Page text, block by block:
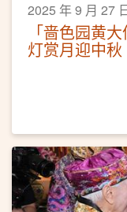
2025 年 9 月 27
「啬色园黄
灯赏月迎中秋